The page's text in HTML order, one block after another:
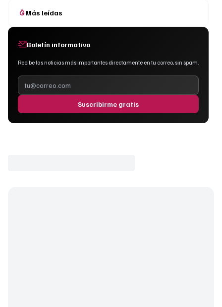
Más leídas
Boletín informativo
Recibe las noticias más importantes directamente en tu correo, sin spam.
Suscribirme gratis